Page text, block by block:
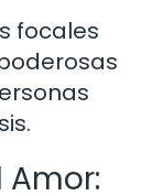
focales
Amor: